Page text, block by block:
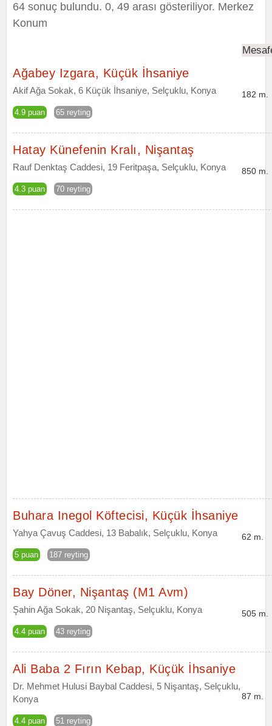
64 sonuç bulundu. 0, 49 arası gösteriliyor. Merkez
Konum
Ağabey Izgara, Küçük İhsaniye
Akif Ağa Sokak, 6 Küçük İhsaniye, Selçuklu, Konya
4.9 puan 65 reyting
182 m.
Hatay Künefenin Kralı, Nişantaş
Rauf Denktaş Caddesi, 19 Feritpaşa, Selçuklu, Konya
4.3 puan 70 reyting
850 m.
Buhara Inegol Köftecisi, Küçük İhsaniye
Yahya Çavuş Caddesi, 13 Babalık, Selçuklu, Konya
5 puan 187 reyting
62 m.
Bay Döner, Nişantaş (M1 Avm)
Şahin Ağa Sokak, 20 Nişantaş, Selçuklu, Konya
4.4 puan 43 reyting
505 m.
Ali Baba 2 Fırın Kebap, Küçük İhsaniye
Dr. Mehmet Hulusi Baybal Caddesi, 5 Nişantaş, Selçuklu,
Konya
4.4 puan 51 reyting
87 m.